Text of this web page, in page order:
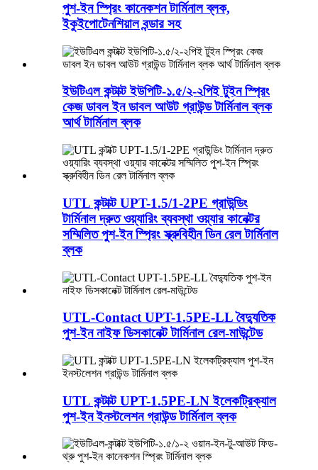
পুশ-ইন স্প্রিং কানেকশন টার্মিনাল ব্লক,
ইকুইপোটেনশিয়াল বন্ডার সহ
ইউটিএল কন্টাক্ট ইউপিটি-১.৫/২-২পিই টুইন স্প্রিং
কেজ ডাবল ইন ডাবল আউট গ্রাউন্ড টার্মিনাল ব্লক
আর্থ টার্মিনাল ব্লক
UTL কন্টাক্ট UPT-1.5/1-2PE গ্রাউন্ডিং
টার্মিনাল দ্রুত ওয়্যারিং ব্যবস্থা ওয়্যার কানেক্টর
সম্মিলিত পুশ-ইন স্প্রিং স্ক্রুবিহীন ডিন রেল টার্মিনাল
ব্লক
UTL-Contact UPT-1.5PE-LL বৈদ্যুতিক
পুশ-ইন নাইফ ডিসকানেক্ট টার্মিনাল রেল-মাউন্টেড
UTL কন্টাক্ট UPT-1.5PE-LN ইলেকট্রিক্যাল
পুশ-ইন ইনস্টলেশন গ্রাউন্ড টার্মিনাল ব্লক